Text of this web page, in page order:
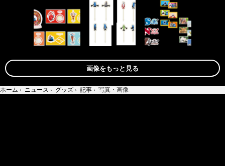
画像をもっと見る
ホーム › ニュース › グッズ › 記事 › 写真・画像